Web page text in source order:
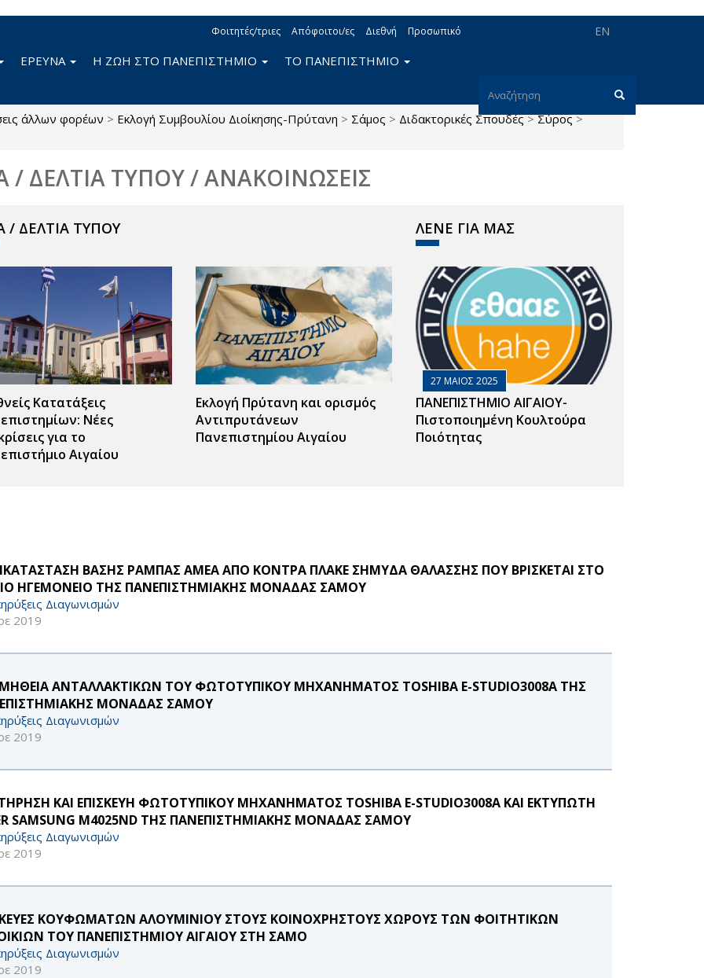
EN
Φοιτητές/τριες Απόφοιτοι/ες Διεθνή Προσωπικό
Φόρμα
αναζήτησης
Αναζήτηση
ΕΡΕΥΝΑ Η ΖΩΗ ΣΤΟ ΠΑΝΕΠΙΣΤΗΜΙΟ ΤΟ ΠΑΝΕΠΙΣΤΗΜΙΟ
άλλων φορέων > Εκλογή Συμβουλίου Διοίκησης-Πρύτανη > Σάμος > Διδακτορικές Σπουδές > Σύρος >
/ ΔΕΛΤΙΑ ΤΥΠΟΥ / ΑΝΑΚΟΙΝΩΣΕΙΣ
/ ΔΕΛΤΙΑ ΤΥΠΟΥ
Κατατάξεις
Νέες
για το
Αιγαίου
Εκλογή Πρύτανη και ορισμός
Αντιπρυτάνεων
Πανεπιστημίου Αιγαίου
ΛΕΝΕ ΓΙΑ ΜΑΣ
27 ΜΑΙΟΣ 2025
ΠΑΝΕΠΙΣΤΗΜΙΟ ΑΙΓΑΙΟΥ-
Πιστοποιημένη Κουλτούρα
Ποιότητας
ΒΑΣΗΣ ΡΑΜΠΑΣ ΑΜΕΑ ΑΠΟ ΚΟΝΤΡΑ ΠΛΑΚΕ ΣΗΜΥΔΑ ΘΑΛΑΣΣΗΣ ΠΟΥ ΒΡΙΣΚΕΤΑΙ ΣΤΟ
ΗΓΕΜΟΝΕΙΟ ΤΗΣ ΠΑΝΕΠΙΣΤΗΜΙΑΚΗΣ ΜΟΝΑΔΑΣ ΣΑΜΟΥ
Διαγωνισμών
2019
ΑΝΤΑΛΛΑΚΤΙΚΩΝ ΤΟΥ ΦΩΤΟΤΥΠΙΚΟΥ ΜΗΧΑΝΗΜΑΤΟΣ ΤOSHIBA E-STUDIO3008A ΤΗΣ
ΜΟΝΑΔΑΣ ΣΑΜΟΥ
Διαγωνισμών
2019
ΚΑΙ ΕΠΙΣΚΕΥΗ ΦΩΤΟΤΥΠΙΚΟΥ ΜΗΧΑΝΗΜΑΤΟΣ ΤOSHIBA E-STUDIO3008A ΚΑΙ ΕΚΤΥΠΩΤΗ
SAMSUNG Μ4025ΝD ΤΗΣ ΠΑΝΕΠΙΣΤΗΜΙΑΚΗΣ ΜΟΝΑΔΑΣ ΣΑΜΟΥ
Διαγωνισμών
2019
ΚΟΥΦΩΜΑΤΩΝ ΑΛΟΥΜΙΝΙΟΥ ΣΤΟΥΣ ΚΟΙΝΟΧΡΗΣΤΟΥΣ ΧΩΡΟΥΣ ΤΩΝ ΦΟΙΤΗΤΙΚΩΝ
ΤΟΥ ΠΑΝΕΠΙΣΤΗΜΙΟΥ ΑΙΓΑΙΟΥ ΣΤΗ ΣΑΜΟ
Διαγωνισμών
2019